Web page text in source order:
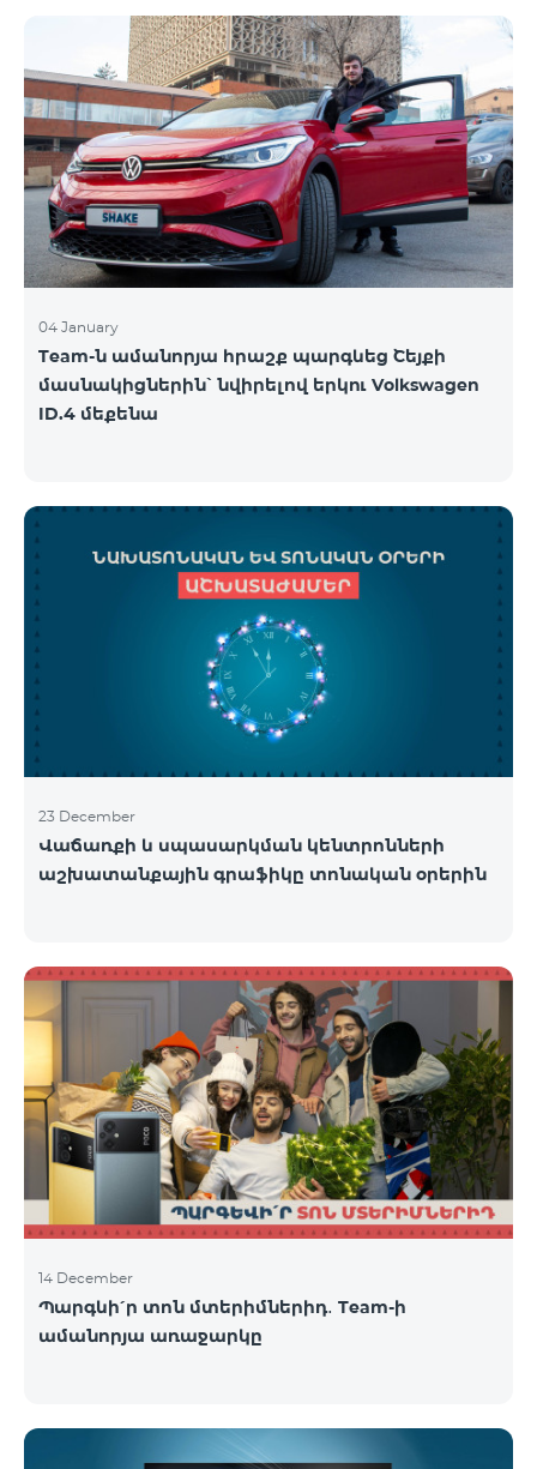
04 January
Team-ն ամանորյա հրաշք պարգևեց Շեյքի
մասնակիցներին՝ նվիրելով երկու Volkswagen
ID.4 մեքենա
23 December
Վաճառքի և սպասարկման կենտրոնների
աշխատանքային գրաֆիկը տոնական օրերին
14 December
Պարգևի՛ր տոն մտերիմներիդ․ Team-ի
ամանորյա առաջարկը